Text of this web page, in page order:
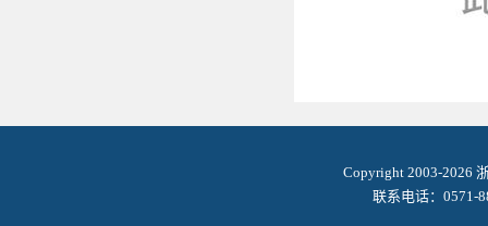
Copyright 2003-2026
联系电话：